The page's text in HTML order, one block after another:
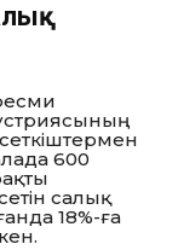
600
салық
18%-ға